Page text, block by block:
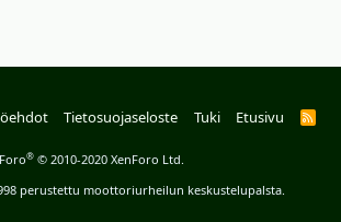
Tietosuojaseloste Tuki Etusivu
R
® © 2010-2020 XenForo Ltd.
perustettu moottoriurheilun keskustelupalsta.